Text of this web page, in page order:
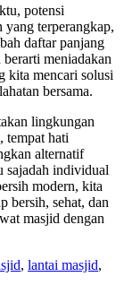
potensi
yang terperangkap,
daftar panjang
meniadakan
kita mencari solusi
bersama.
lingkungan
tempat hati
alternatif
sajadah individual
modern, kita
bersih, sehat, dan
masjid dengan
, lantai masjid,